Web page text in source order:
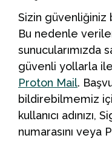
Sizin güvenliğiniz
Bu nedenle
sunucularımızda
güvenli yollarla
Proton Mail.
bildirebilmemiz
kullanıcı adınızı,
numarasını